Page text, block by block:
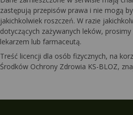
zastępują przepisów prawa i nie mogą
jakichkolwiek roszczeń. W razie
dotyczących zażywanych leków,
lekarzem lub farmaceutą.
Treść licencji dla osób fizycznych, na
Środków Ochrony Zdrowia KS-BLOZ,